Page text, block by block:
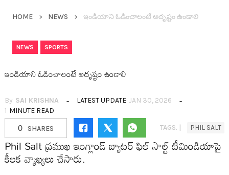
HOME NEWS ఇండియాని ఓడించాలంటే అదృష్టం ఉండాలి
NEWS SPORTS
ఇండియాని ఓడించాలంటే అదృష్టం ఉండాలి
By SAI KRISHNA LATEST UPDATE JAN 30, 2026
1 MINUTE READ
0 SHARES TAGS. | PHIL SALT
Phil Salt ప్ర‌ముఖ ఇంగ్లాండ్ బ్యాట‌ర్ ఫిల్ సాల్ట్ టీమిండియాపై
కీల‌క వ్యాఖ్య‌లు చేసారు.